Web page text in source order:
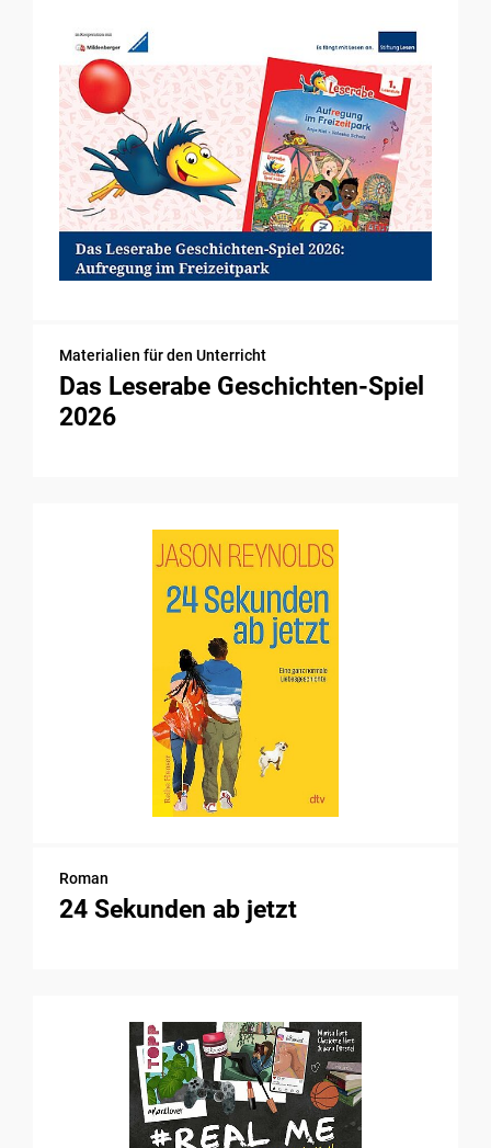
Materialien für den Unterricht
Das Leserabe Geschichten-Spiel
2026
Roman
24 Sekunden ab jetzt